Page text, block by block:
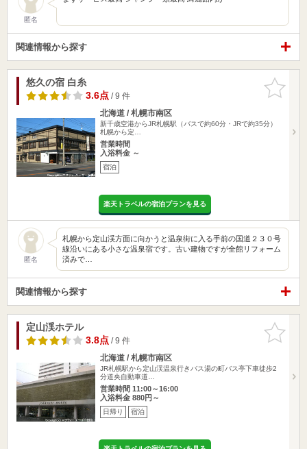
匿名
関連情報から探す
お気に入
りに追加
悠久の宿 白糸
3.6点/ 9 件
北海道 / 札幌市南区
新千歳空港からJR札幌駅（バスで約60分・JRで約35分）
札幌から定…
営業時間
入浴料金 ～
宿泊
楽天トラベルの宿泊プランを見る
匿名
札幌から定山渓方面に向かうと温泉街に入る手前の国道２３０号
線沿いにある小さな温泉宿です。古い建物ですが全館リフォーム
済みで…
関連情報から探す
お気に入
りに追加
定山渓ホテル
3.8点/ 9 件
北海道 / 札幌市南区
JR札幌駅から定山渓温泉行きバス湯の町バス亭下車徒歩2
分道央自動車道…
営業時間 11:00～16:00
入浴料金 880円～
日帰り 宿泊